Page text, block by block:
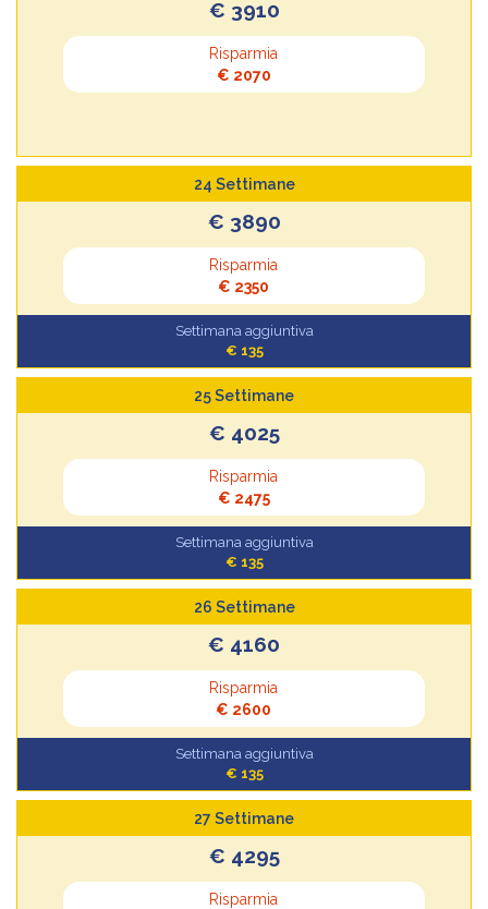
€ 3910
Risparmia
€ 2070
24 Settimane
€ 3890
Risparmia
€ 2350
Settimana aggiuntiva
€ 135
25 Settimane
€ 4025
Risparmia
€ 2475
Settimana aggiuntiva
€ 135
26 Settimane
€ 4160
Risparmia
€ 2600
Settimana aggiuntiva
€ 135
27 Settimane
€ 4295
Risparmia